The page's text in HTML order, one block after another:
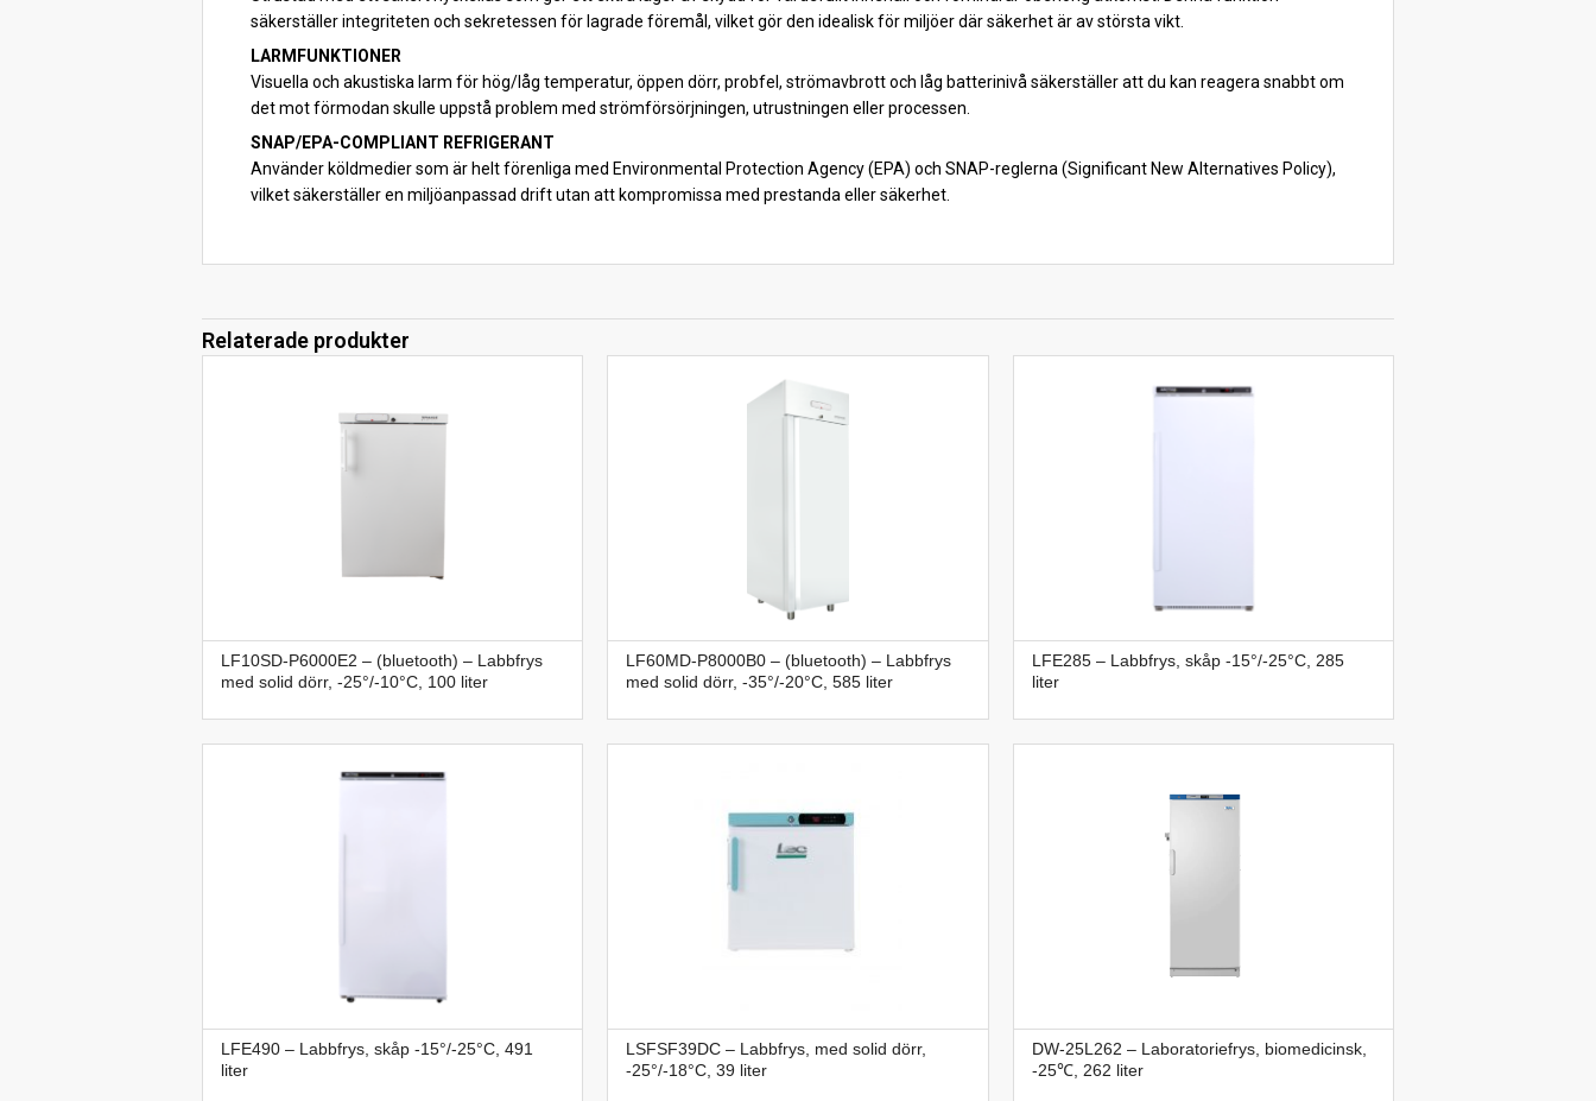
säkerställer integriteten och sekretessen för lagrade föremål, vilket gör den idealisk för miljöer där säkerhet är av största vikt.
LARMFUNKTIONER
Visuella och akustiska larm för hög/låg temperatur, öppen dörr, probfel, strömavbrott och låg batterinivå säkerställer att du kan reagera snabbt om
det mot förmodan skulle uppstå problem med strömförsörjningen, utrustningen eller processen.
SNAP/EPA-COMPLIANT REFRIGERANT
Använder köldmedier som är helt förenliga med Environmental Protection Agency (EPA) och SNAP-reglerna (Significant New Alternatives Policy),
vilket säkerställer en miljöanpassad drift utan att kompromissa med prestanda eller säkerhet.
Relaterade produkter
LF10SD-P6000E2 – (bluetooth) – Labbfrys
med solid dörr, -25°/-10°C, 100 liter
LF60MD-P8000B0 – (bluetooth) – Labbfrys
med solid dörr, -35°/-20°C, 585 liter
LFE285 – Labbfrys, skåp -15°/-25°C, 285
liter
LFE490 – Labbfrys, skåp -15°/-25°C, 491
liter
LSFSF39DC – Labbfrys, med solid dörr,
-25°/-18°C, 39 liter
DW-25L262 – Laboratoriefrys, biomedicinsk,
-25℃, 262 liter